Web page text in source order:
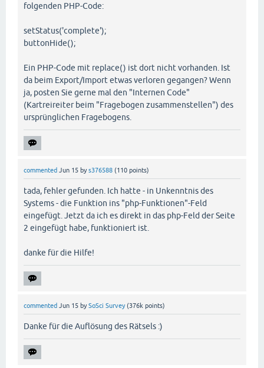
folgenden PHP-Code:
setStatus('complete');
buttonHide();
Ein PHP-Code mit replace() ist dort nicht vorhanden. Ist
da beim Export/Import etwas verloren gegangen? Wenn
ja, posten Sie gerne mal den "Internen Code"
(Kartreireiter beim "Fragebogen zusammenstellen") des
ursprünglichen Fragebogens.
commented Jun 15 bys376588 (110 points)
tada, fehler gefunden. Ich hatte - in Unkenntnis des
Systems - die Funktion ins "php-Funktionen"-Feld
eingefügt. Jetzt da ich es direkt in das php-Feld der Seite
2 eingefügt habe, funktioniert ist.
danke für die Hilfe!
commented Jun 15 bySoSci Survey (376k points)
Danke für die Auflösung des Rätsels :)